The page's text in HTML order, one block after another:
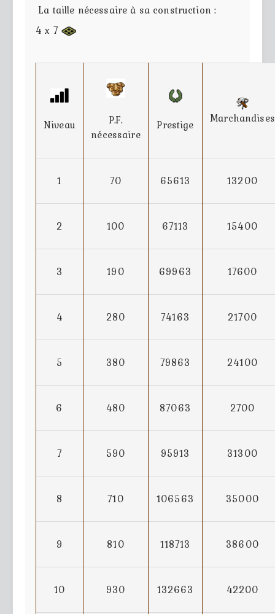
La taille nécessaire à sa construction :
4 x 7
Niveau
P.F.
nécessaire
Prestige Marchandises
1 70 65613 13200
2 100 67113 15400
3 190 69963 17600
4 280 74163 21700
5 380 79863 24100
6 480 87063 2700
7 590 95913 31300
8 710 106563 35000
9 810 118713 38600
10 930 132663 42200